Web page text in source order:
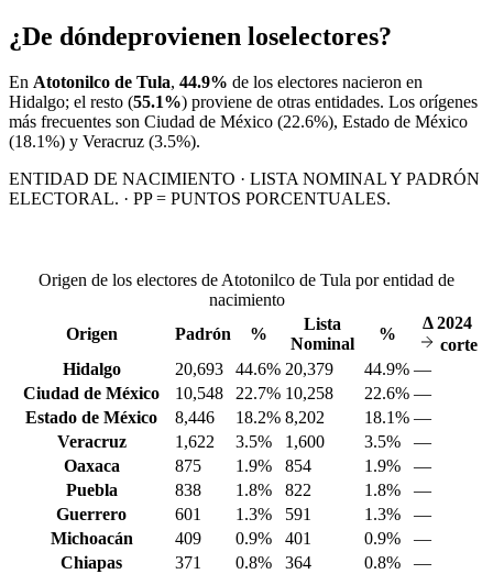
¿De dóndeprovienen loselectores?
En Atotonilco de Tula, 44.9% de los electores nacieron en
Hidalgo; el resto (55.1%) proviene de otras entidades. Los orígenes
más frecuentes son Ciudad de México (22.6%), Estado de México
(18.1%) y Veracruz (3.5%).
ENTIDAD DE NACIMIENTO · LISTA NOMINAL Y PADRÓN
ELECTORAL. · PP = PUNTOS PORCENTUALES.
Origen de los electores de Atotonilco de Tula por entidad de
nacimiento
Origen
Padrón %
Lista
Nominal
%
Δ2024
corte
Hidalgo
20,693 44.6% 20,379 44.9% —
Ciudad de México
10,548 22.7% 10,258 22.6% —
Estado de México
8,446 18.2% 8,202 18.1% —
Veracruz
1,622 3.5% 1,600 3.5%
—
Oaxaca
875 1.9% 854 1.9%
—
Puebla
838 1.8% 822 1.8%
—
Guerrero
601 1.3% 591 1.3%
—
Michoacán
409 0.9% 401 0.9%
—
Chiapas
371 0.8% 364 0.8%
—